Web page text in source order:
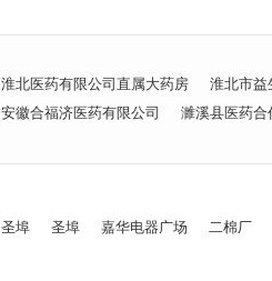
淮北医药有限公司直属大药房
淮北市益
安徽合福济医药有限公司
濉溪县医药合
圣埠 圣埠 嘉华电器广场 二棉厂